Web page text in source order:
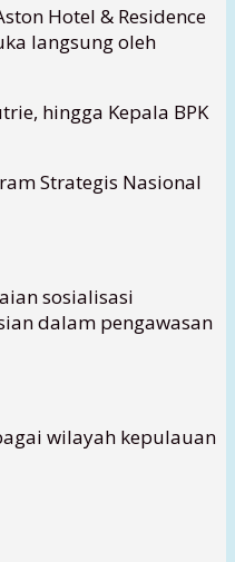
Hotel & Residence
langsung oleh
hingga Kepala BPK
Strategis Nasional
sosialisasi
dalam pengawasan
wilayah kepulauan